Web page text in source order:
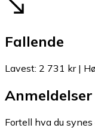
Fallende
Lavest: 2 731 kr|
Anmeldelser
Fortell hva du